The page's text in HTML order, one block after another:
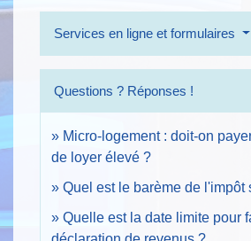
Services en ligne et formulaires
Questions ? Réponses !
Micro-logement : doit-on
de loyer élevé ?
Quel est le barème de l'impôt
Quelle est la date limite pour